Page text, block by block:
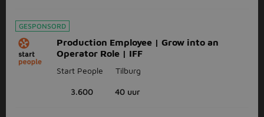
GESPONSORD
Production Employee | Grow into an
Operator Role | IFF
Start People Tilburg
3.600 40 uur